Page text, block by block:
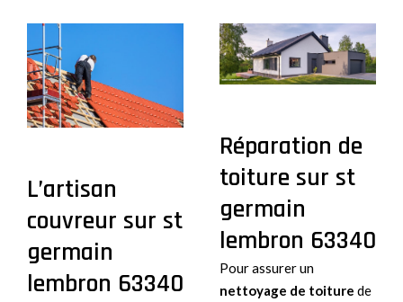
L’artisan
couvreur sur st
germain
lembron 63340
Réparation de
toiture sur st
germain
lembron 63340
Pour assurer un
nettoyage de toiture de